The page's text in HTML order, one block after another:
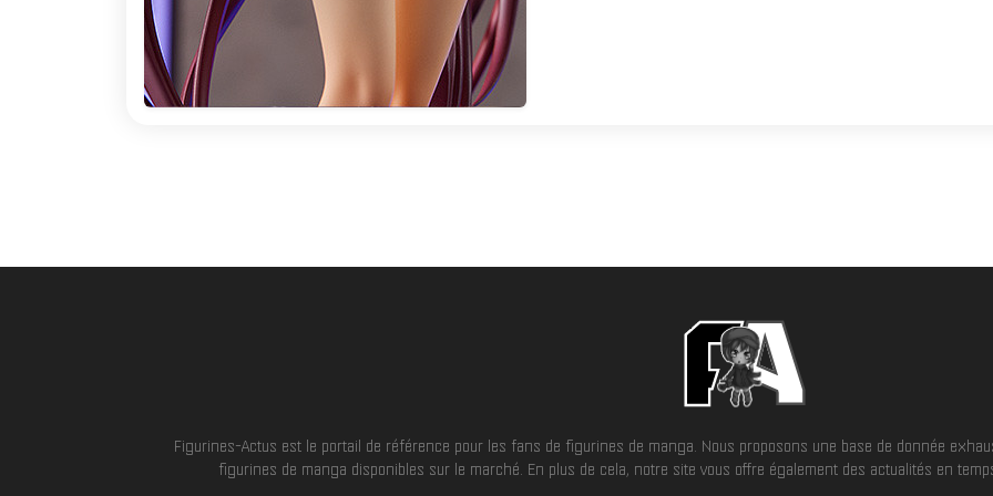
Figurines-Actus est le portail de référence pour les fans de figurines de manga. Nous proposons une base de donnée
figurines de manga disponibles sur le marché. En plus de cela, notre site vous offre également des actualités en